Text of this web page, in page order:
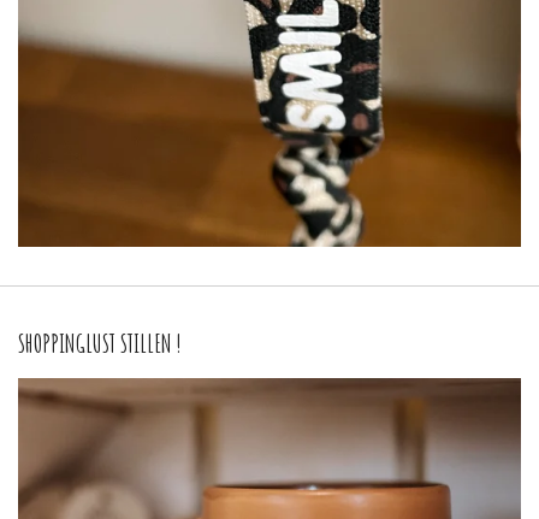
SHOPPINGLUST STILLEN !